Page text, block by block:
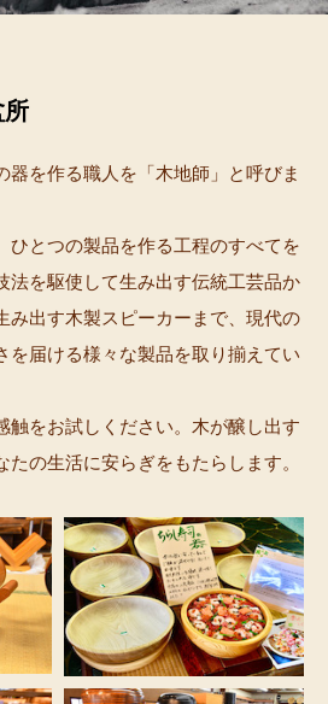
所
器を作る職人を「木地師」と呼びま
ひとつの製品を作る工程のすべてを
法を駆使して生み出す伝統工芸品か
み出す木製スピーカーまで、現代の
を届ける様々な製品を取り揃えてい
触をお試しください。木が醸し出す
の生活に安らぎをもたらします。